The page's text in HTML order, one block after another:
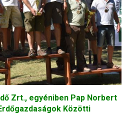
Zrt., egyéniben Pap Norbert
Közötti